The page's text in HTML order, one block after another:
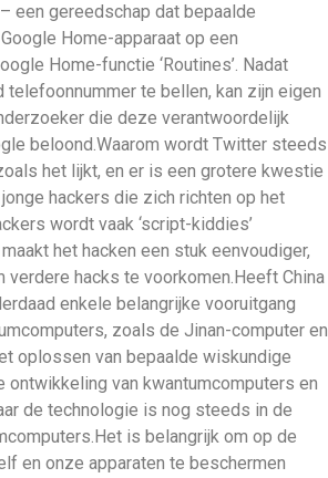
een gereedschap dat bepaalde
Home-apparaat op een
Home-functie ‘Routines’. Nadat
te bellen, kan zijn eigen
die deze verantwoordelijk
beloond.Waarom wordt Twitter steeds
het lijkt, en er is een grotere kwestie
hackers die zich richten op het
wordt vaak ‘script-kiddies’
het hacken een stuk eenvoudiger,
hacks te voorkomen.Heeft China
enkele belangrijke vooruitgang
zoals de Jinan-computer en
oplossen van bepaalde wiskundige
van kwantumcomputers en
de technologie is nog steeds in de
is belangrijk om op de
en onze apparaten te beschermen